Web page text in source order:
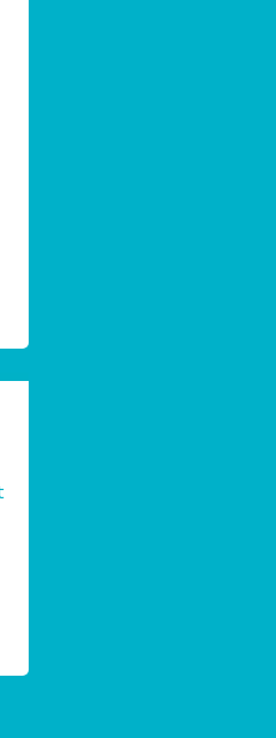
l’affiche Stade
Lundi 8 juin 2026 au stade Jean-
organisé par la Caisse des